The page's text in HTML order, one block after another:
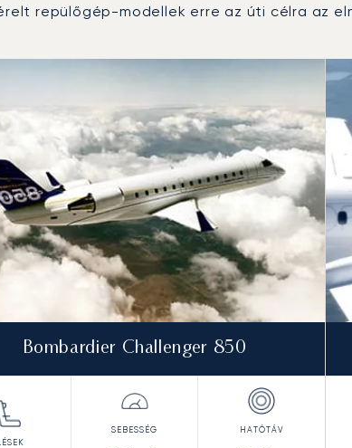
repülőgép-modellek erre az úti célra az
repülőgép-típus a repülési forgalom száma
Bombardier Challenger 850